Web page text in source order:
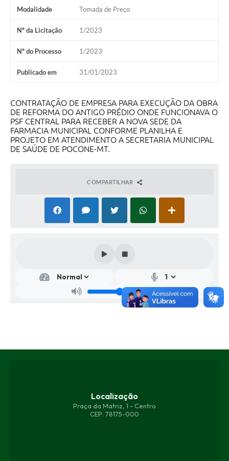
Modalidade Tomada de Preço
Nº da Licitação 1/2023
Nº do Processo 1/2023
Publicado em 31/01/2023
CONTRATAÇÃO DE EMPRESA PARA EXECUÇÃO DA OBRA
DE REFORMA DO ANTIGO PRÉDIO ONDE FUNCIONAVA O
PSF CENTRAL PARA RECEBER A NOVA SEDE DA
FARMACIA MUNICIPAL CONFORME PLANILHA E
PROJETO EM ATENDIMENTO A SECRETARIA MUNICIPAL
DE SAÚDE DE POCONE-MT.
COMPARTILHAR
Localização
Praça da Matriz, 1 - Centro
CEP: 78175-000